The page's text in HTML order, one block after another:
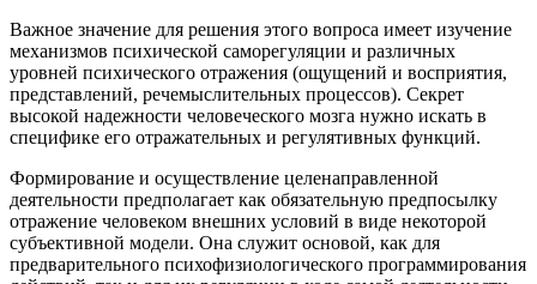
Важное значение для решения этого вопроса имеет изучение
механизмов психической саморегуляции и различных
уровней психического отражения (ощущений и восприятия,
представлений, речемыслительных процессов). Секрет
высокой надежности человеческого мозга нужно искать в
специфике его отражательных и регулятивных функций.
Формирование и осуществление целенаправленной
деятельности предполагает как обязательную предпосылку
отражение человеком внешних условий в виде некоторой
субъективной модели. Она служит основой, как для
предварительного психофизиологического программирования